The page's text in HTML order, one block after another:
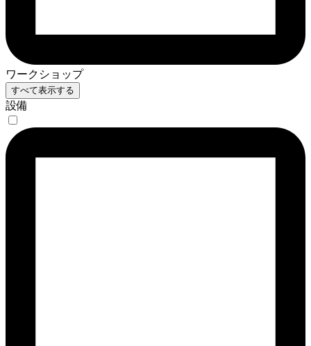
ワークショップ
すべて表示する
設備